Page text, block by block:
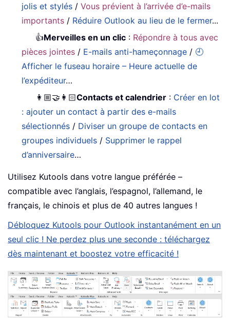
jolis et stylés /Vous prévient à l’arrivée d’e-mails
importants / Réduire Outlook au lieu de le fermer...
👍Merveilles en un clic : Répondre à tous avec
pièces jointes / E-mails anti-hameçonnage / 🕘
Afficher le fuseau horaire – Heure actuelle de
l’expéditeur…
👩🏼‍🤝‍👩🏻Contacts et calendrier : Créer en lot
: ajouter un contact à partir des e-mails
sélectionnés / Diviser un groupe de contacts en
groupes individuels / Supprimer le rappel
d’anniversaire…
Utilisez Kutools dans votre langue préférée –
compatible avec l’anglais, l’espagnol, l’allemand, le
français, le chinois et plus de 40 autres langues !
Débloquez Kutools pour Outlook instantanément en un
seul clic ! Ne perdez plus une seconde : téléchargez
dès maintenant et boostez votre efficacité !